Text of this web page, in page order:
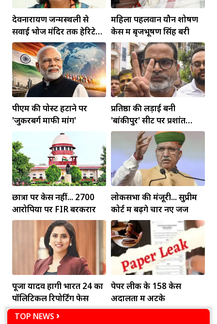
देवनारायण जन्मस्थली से
सवाई भोज मंदिर तक हेरिटेज
कॉरिडोर बनाने की मांग
महिला पहलवान यौन शोषण
केस में बृजभूषण सिंह बरी
पीएम की पोस्ट हटाने पर
'जुकरबर्ग माफी मांगें'
प्रतिष्ठा की लड़ाई बनी
'बांकीपुर' सीट पर प्रशांत
किशोर की जीत
छात्रों पर केस नहीं... 2700
आरोपियों पर FIR बरकरार
लोकसभा की मंजूरी... सुप्रीम
कोर्ट में बढ़ेंगे चार नए जज
पूजा यादव होंगी भारत 24 का
पॉलिटिकल रिपोर्टिंग फेस
पेपर लीक के 158 केस
अदालतों में अटके
TOP NEWS